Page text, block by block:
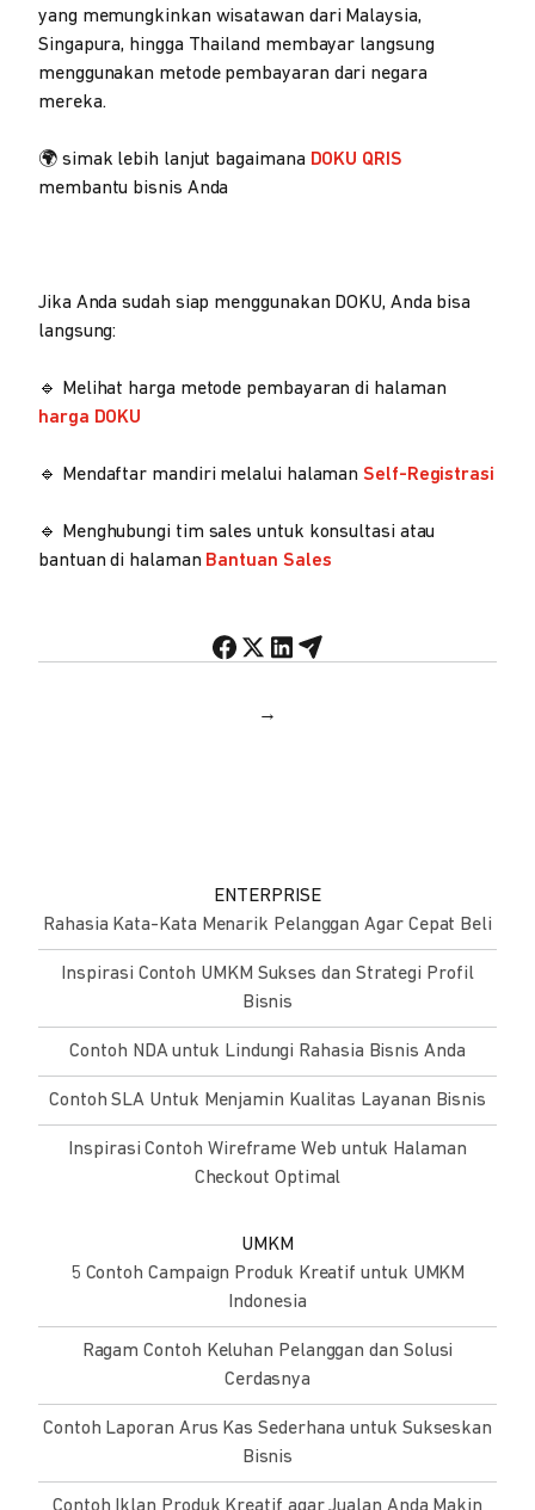
yang memungkinkan wisatawan dari Malaysia,
Singapura, hingga Thailand membayar langsung
menggunakan metode pembayaran dari negara
mereka.
🌍 simak lebih lanjut bagaimana DOKU QRIS
membantu bisnis Anda
Jika Anda sudah siap menggunakan DOKU, Anda bisa
langsung:
🔹 Melihat harga metode pembayaran di halaman
harga DOKU
🔹 Mendaftar mandiri melalui halaman Self-Registrasi
🔹 Menghubungi tim sales untuk konsultasi atau
bantuan di halaman Bantuan Sales
→
ENTERPRISE
Rahasia Kata-Kata Menarik Pelanggan Agar Cepat Beli
Inspirasi Contoh UMKM Sukses dan Strategi Profil
Bisnis
Contoh NDA untuk Lindungi Rahasia Bisnis Anda
Contoh SLA Untuk Menjamin Kualitas Layanan Bisnis
Inspirasi Contoh Wireframe Web untuk Halaman
Checkout Optimal
UMKM
5 Contoh Campaign Produk Kreatif untuk UMKM
Indonesia
Ragam Contoh Keluhan Pelanggan dan Solusi
Cerdasnya
Contoh Laporan Arus Kas Sederhana untuk Sukseskan
Bisnis